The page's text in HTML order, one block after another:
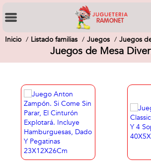
Inicio Listado familias Juegos Juegos
Juegos de Mesa